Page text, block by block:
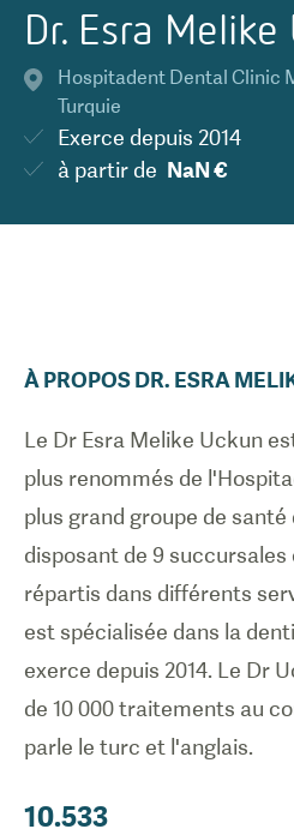
Dr. Esra Melike
Hospitadent Dental Clinic
Turquie
Exerce depuis 2014
à partir de NaN €
À PROPOSDR. ESRA
Le Dr Esra Melike Uckun
plus renommés de
plus grand groupe de
disposant de 9 succursales
répartis dans différents
est spécialisée dans la
exerce depuis 2014. Le Dr
de 10 000 traitements au
parle le turc et l'anglais.
10.533